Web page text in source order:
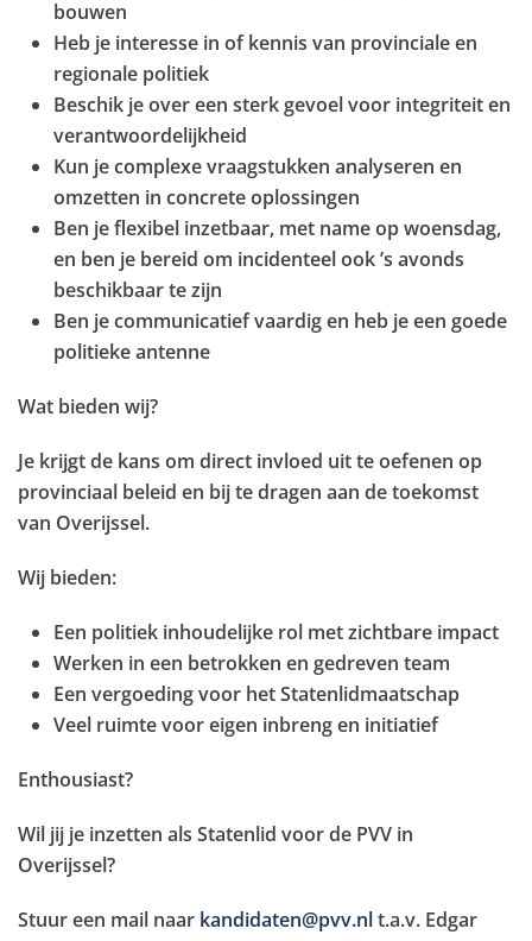
bouwen
Heb je interesse in of kennis van provinciale en
regionale politiek
Beschik je over een sterk gevoel voor integriteit en
verantwoordelijkheid
Kun je complexe vraagstukken analyseren en
omzetten in concrete oplossingen
Ben je flexibel inzetbaar, met name op woensdag,
en ben je bereid om incidenteel ook ’s avonds
beschikbaar te zijn
Ben je communicatief vaardig en heb je een goede
politieke antenne
Wat bieden wij?
Je krijgt de kans om direct invloed uit te oefenen op
provinciaal beleid en bij te dragen aan de toekomst
van Overijssel.
Wij bieden:
Een politiek inhoudelijke rol met zichtbare impact
Werken in een betrokken en gedreven team
Een vergoeding voor het Statenlidmaatschap
Veel ruimte voor eigen inbreng en initiatief
Enthousiast?
Wil jij je inzetten als Statenlid voor de PVV in
Overijssel?
Stuur een mail naar kandidaten@pvv.nlt.a.v. Edgar